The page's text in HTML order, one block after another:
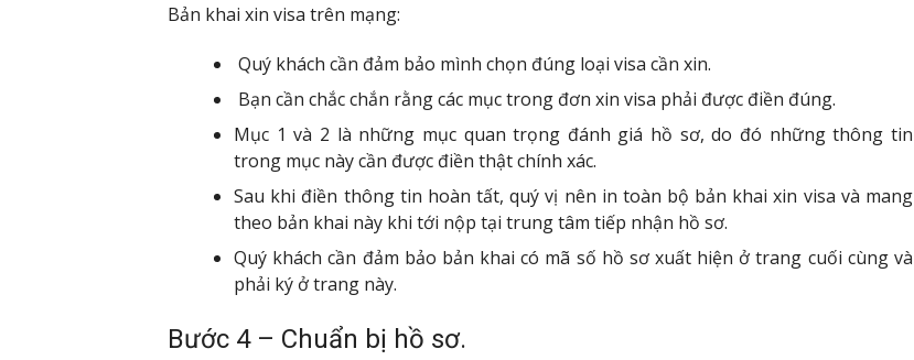
Bản khai xin visa trên mạng:
Quý khách cần đảm bảo mình chọn đúng loại visa cần xin.
Bạn cần chắc chắn rằng các mục trong đơn xin visa phải được điền đúng.
Mục 1 và 2 là những mục quan trọng đánh giá hồ sơ, do đó những thông tin
trong mục này cần được điền thật chính xác.
Sau khi điền thông tin hoàn tất, quý vị nên in toàn bộ bản khai xin visa và mang
theo bản khai này khi tới nộp tại trung tâm tiếp nhận hồ sơ.
Quý khách cần đảm bảo bản khai có mã số hồ sơ xuất hiện ở trang cuối cùng và
phải ký ở trang này.
Bước 4 – Chuẩn bị hồ sơ.